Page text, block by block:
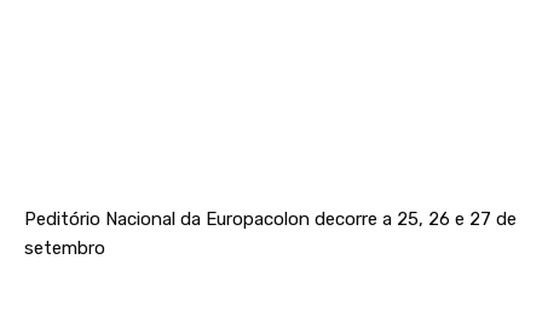
Peditório Nacional da Europacolon decorre a 25, 26 e 27 de
setembro